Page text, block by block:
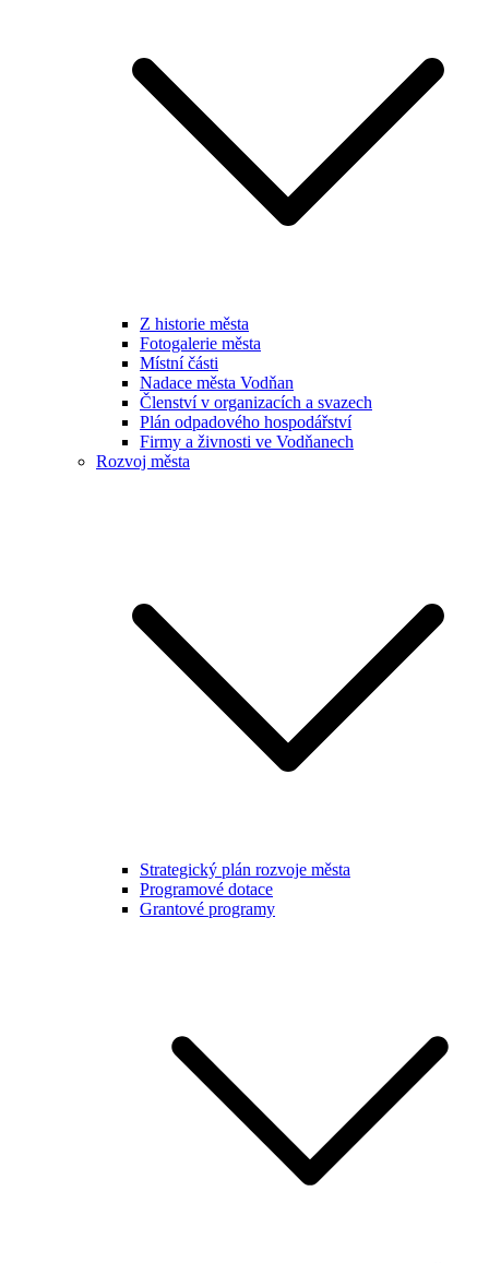
Z historie města
Fotogalerie města
Místní části
Nadace města Vodňan
Členství v organizacích a svazech
Plán odpadového hospodářství
Firmy a živnosti ve Vodňanech
Rozvoj města
Strategický plán rozvoje města
Programové dotace
Grantové programy